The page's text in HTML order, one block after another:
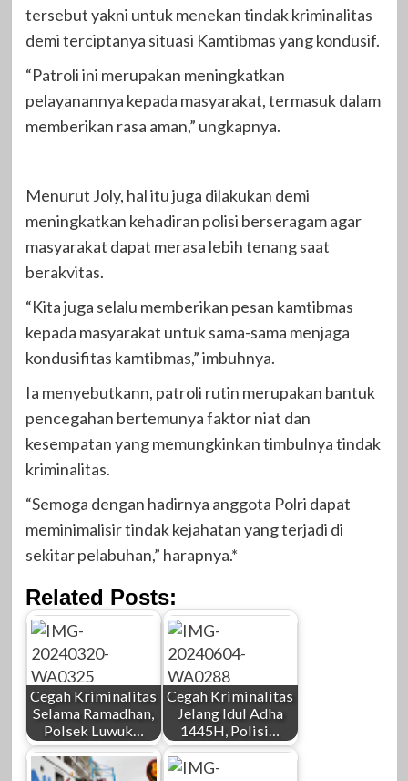
tersebut yakni untuk menekan tindak kriminalitas
demi terciptanya situasi Kamtibmas yang kondusif.
“Patroli ini merupakan meningkatkan
pelayanannya kepada masyarakat, termasuk dalam
memberikan rasa aman,” ungkapnya.
Menurut Joly, hal itu juga dilakukan demi
meningkatkan kehadiran polisi berseragam agar
masyarakat dapat merasa lebih tenang saat
berakvitas.
“Kita juga selalu memberikan pesan kamtibmas
kepada masyarakat untuk sama-sama menjaga
kondusifitas kamtibmas,” imbuhnya.
Ia menyebutkann, patroli rutin merupakan bantuk
pencegahan bertemunya faktor niat dan
kesempatan yang memungkinkan timbulnya tindak
kriminalitas.
“Semoga dengan hadirnya anggota Polri dapat
meminimalisir tindak kejahatan yang terjadi di
sekitar pelabuhan,” harapnya.*
Related Posts:
Cegah Kriminalitas
Selama Ramadhan,
Polsek Luwuk…
Cegah Kriminalitas
Jelang Idul Adha
1445H, Polisi…